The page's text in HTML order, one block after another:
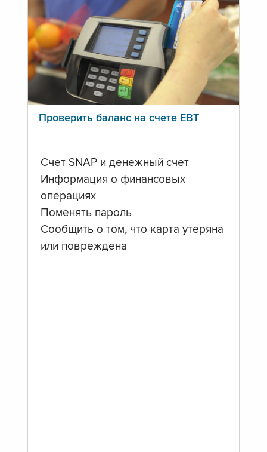
Проверить баланс на счете ЕВТ
Счет SNAP и денежный счет
Информация о финансовых
операциях
Поменять пароль
Сообщить о том, что карта утеряна
или повреждена